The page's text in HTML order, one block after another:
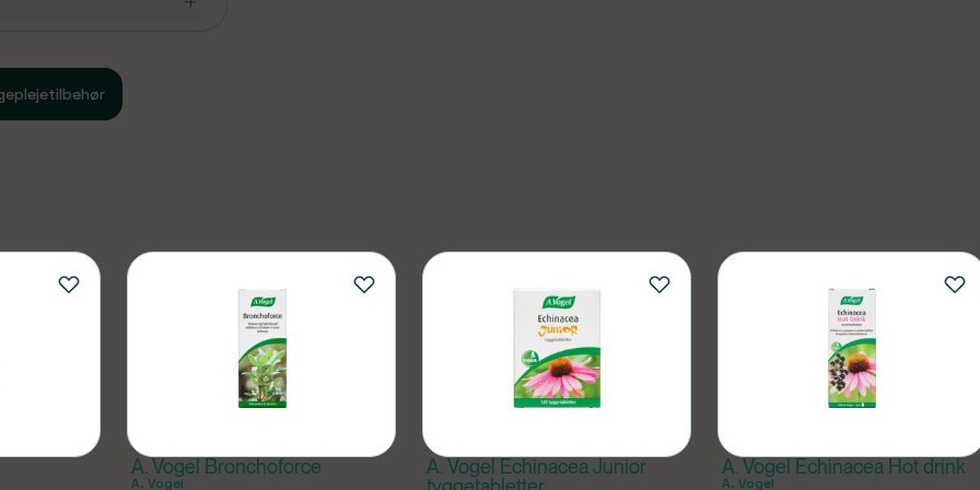
side.
(f.eks.
(se indlægssedlen
tuberkulose,
sygdomme.
eller
A. Vogel Bronchoforce
A. Vogel
A. Vogel Echinacea Junior
A. Vogel Echinacea Hot drink
A. Vogel